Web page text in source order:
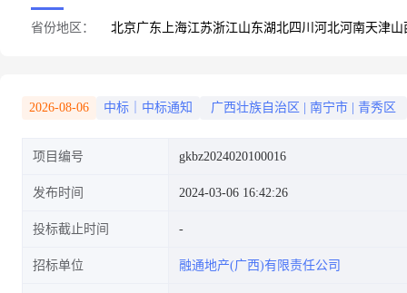
省份地区： 北京广东 上海江苏浙江山东湖北四川 河北河南天津山
2026-08-06 中标｜中标通知 广西壮族自治区 南宁市 青秀区
项目编号 gkbz2024020100016
发布时间 2024-03-06 16:42:26
投标截止时间
招标单位 融通地产(广西)有限责任公司